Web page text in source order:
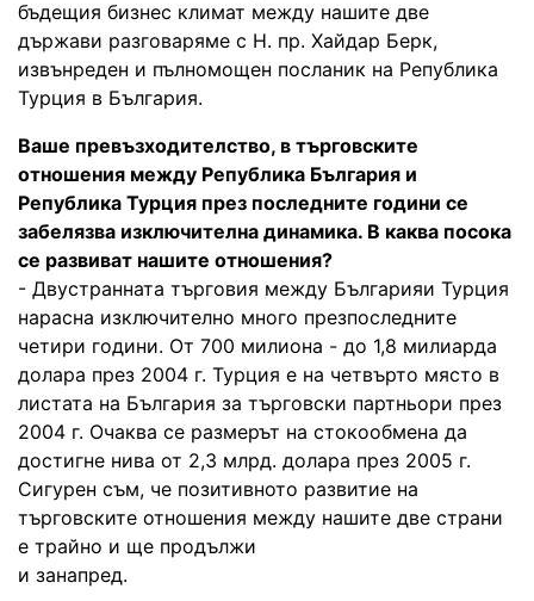
бъдещия бизнес климат между нашите две
държави разговаряме с Н. пр. Хайдар Берк,
извънреден и пълномощен посланик на Република
Турция в България.
Ваше превъзходителство, в търговските
отношения между Република България и
Република Турция през последните години се
забелязва изключителна динамика. В каква посока
се развиват нашите отношения?
- Двустранната търговия между Българияи Турция
нарасна изключително много презпоследните
четири години. От 700 милиона - до 1,8 милиарда
долара през 2004 г. Турция е на четвърто място в
листата на България за търговски партньори през
2004 г. Очаква се размерът на стокообмена да
достигне нива от 2,3 млрд. долара през 2005 г.
Сигурен съм, че позитивното развитие на
търговските отношения между нашите две страни
е трайно и ще продължи
и занапред.